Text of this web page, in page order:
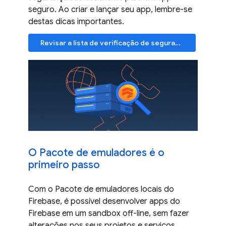
seguro. Ao criar e lançar seu app, lembre-se
destas dicas importantes.
Revisar a lista de verificação de segurança
O Pacote de emuladores é o
primeiro passo
Com o Pacote de emuladores locais do
Firebase, é possível desenvolver apps do
Firebase em um sandbox off-line, sem fazer